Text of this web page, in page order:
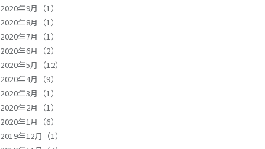
2020年9月（1）
2020年8月（1）
2020年7月（1）
2020年6月（2）
2020年5月（12）
2020年4月（9）
2020年3月（1）
2020年2月（1）
2020年1月（6）
2019年12月（1）